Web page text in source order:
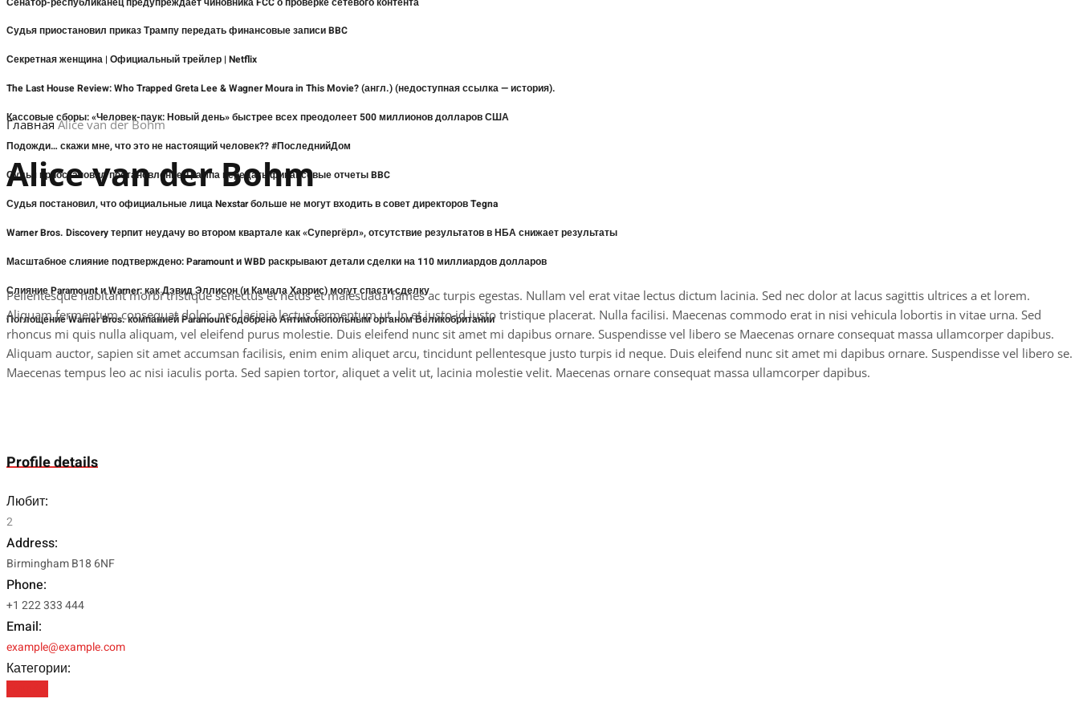
Судья приостановил приказ Трампу передать финансовые записи BBC
Секретная женщина | Официальный трейлер | Netflix
The Last House Review: Who Trapped Greta Lee & Wagner Moura in This Movie? (англ.) (недоступная ссылка — история).
Кассовые сборы: «Человек-паук: Новый день» быстрее всех преодолеет 500 миллионов долларов США
Подожди… скажи мне, что это не настоящий человек?? #ПоследнийДом
Судья приостановил постановление Трампа передать финансовые отчеты BBC
Судья постановил, что официальные лица Nexstar больше не могут входить в совет директоров Tegna
Warner Bros. Discovery терпит неудачу во втором квартале как «Супергёрл», отсутствие результатов в НБА снижает результаты
Масштабное слияние подтверждено: Paramount и WBD раскрывают детали сделки на 110 миллиардов долларов
Слияние Paramount и Warner: как Дэвид Эллисон (и Камала Харрис) могут спасти сделку
Поглощение Warner Bros. компанией Paramount одобрено Антимонопольным органом Великобритании
Главная Alice van der Bohm
Alice van der Bohm
Pellentesque habitant morbi tristique senectus et netus et malesuada fames ac turpis egestas. Nullam vel erat vitae lectus dictum lacinia. Sed nec dolor at lacus sagittis ultrices a et lorem.
Aliquam fermentum consequat dolor, nec lacinia lectus fermentum ut. In et justo id justo tristique placerat. Nulla facilisi. Maecenas commodo erat in nisi vehicula lobortis in vitae urna. Sed
rhoncus mi quis nulla aliquam, vel eleifend purus molestie. Duis eleifend nunc sit amet mi dapibus ornare. Suspendisse vel libero se Maecenas ornare consequat massa ullamcorper dapibus.
Aliquam auctor, sapien sit amet accumsan facilisis, enim enim aliquet arcu, tincidunt pellentesque justo turpis id neque. Duis eleifend nunc sit amet mi dapibus ornare. Suspendisse vel libero se.
Maecenas tempus leo ac nisi iaculis porta. Sed sapien tortor, aliquet a velit ut, lacinia molestie velit. Maecenas ornare consequat massa ullamcorper dapibus.
Profile details
Любит:
2
Address:
Birmingham B18 6NF
Phone:
+1 222 333 444
Email:
example@example.com
Категории: